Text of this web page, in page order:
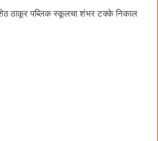
ठाकूर पब्लिक स्कूलचा शंभर टक्के निकाल